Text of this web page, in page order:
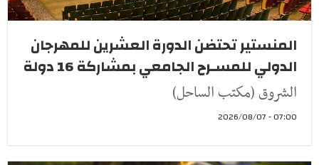
المنستير تحتضن الدورة العشرين للمهرجان
الدولي للمسـرح الجامعي بمشاركة 16 دولة
الشروق (مكتب الساحل)
07:00 - 2026/08/07